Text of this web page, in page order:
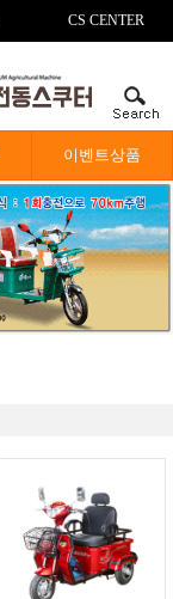
CS CENTER
이벤트상품